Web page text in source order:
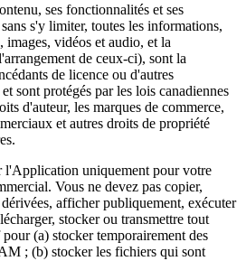
ses fonctionnalités et ses
s'y limiter, toutes les informations,
vidéos et audio, et la
de ceux-ci), sont la
de licence ou d'autres
sont protégés par les lois canadiennes
d'auteur, les marques de commerce,
et autres droits de propriété
l'Application uniquement pour votre
Vous ne devez pas copier,
afficher publiquement, exécuter
stocker ou transmettre tout
(a) stocker temporairement des
; (b) stocker les fichiers qui sont